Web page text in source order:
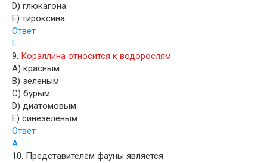
D) глюкагона
E) тироксина
Ответ
Е
9. Кораллина относится к водорослям
A) красным
B) зеленым
C) бурым
D) диатомовым
E) синезеленым
Ответ
А
10. Представителем фауны является